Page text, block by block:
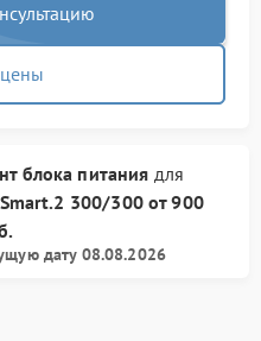
блока питания для
Smart.2 300/300 от900
дату 08.08.2026